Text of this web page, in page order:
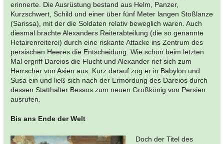
erinnerte. Die Ausrüstung bestand aus Helm, Panzer,
Kurzschwert, Schild und einer über fünf Meter langen Stoßlanze
(Sarissa), mit der die Soldaten relativ beweglich waren. Auch
diesmal brachte Alexanders Reiterabteilung (die so genannte
Hetairenreiterei) durch eine riskante Attacke ins Zentrum des
persischen Heeres die Entscheidung. Wie schon beim letzten
Mal ergriff Dareios die Flucht und Alexander rief sich zum
Herrscher von Asien aus. Kurz darauf zog er in Babylon und
Susa ein und ließ sich nach der Ermordung des Dareios durch
dessen Statthalter Bessos zum neuen Großkönig von Persien
ausrufen.
Bis ans Ende der Welt
Doch der Titel des